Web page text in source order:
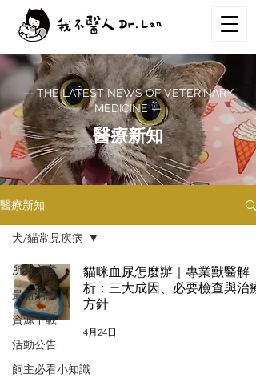
— THE LATEST NEWS OF VETERINARY
MEDICINE —
醫療新知
醫療新知
所有文章
最新消息
資源下載
活動公告
飼主必看小知識
犬/貓常見疾病
貓咪血尿怎麼辦｜專業獸醫解
析：三大成因、必要檢查與治療
方針
4月24日